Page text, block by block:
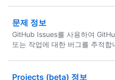
문제 정보
GitHub Issues를 사용하여
또는 작업에 대한 버그를 추적합
Projects (beta) 정보